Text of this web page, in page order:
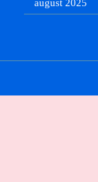
august 2025